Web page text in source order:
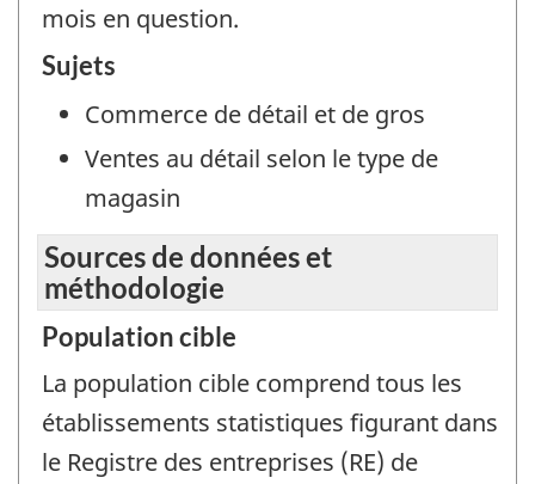
mois en question.
Sujets
Commerce de détail et de gros
Ventes au détail selon le type de
magasin
Sources de données et
méthodologie
Population cible
La population cible comprend tous les
établissements statistiques figurant dans
le Registre des entreprises (RE) de